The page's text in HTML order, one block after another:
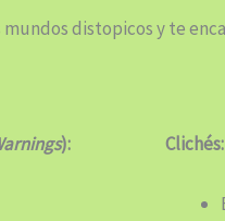
distopicos y te
): Clichés: